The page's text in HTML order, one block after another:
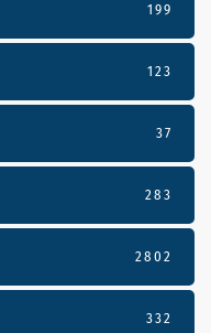
199
123
37
283
2802
332